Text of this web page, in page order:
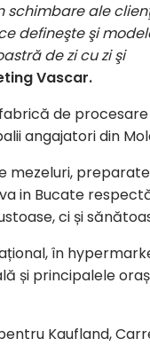
schimbare ale
defineşte şi
de zi cu zi şi
Vascar.
de
angajatori din
mezeluri,
in Bucate
ci și
în
și principalele
Kaufland,